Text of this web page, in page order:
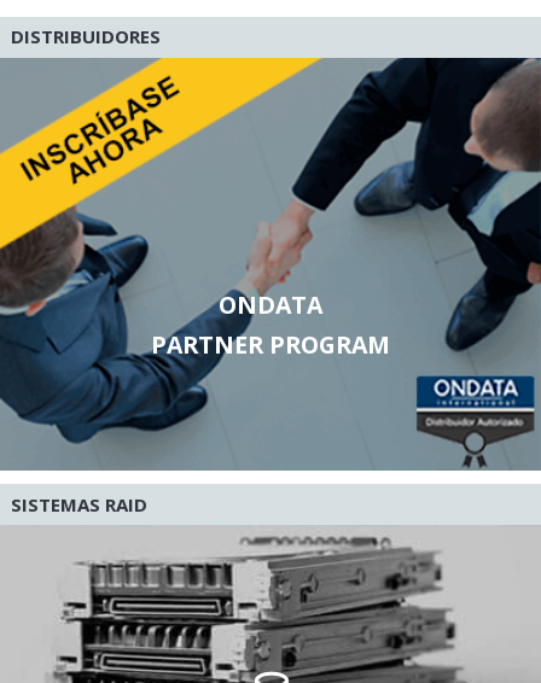
DISTRIBUIDORES
ONDATA
PARTNER PROGRAM
SISTEMAS RAID